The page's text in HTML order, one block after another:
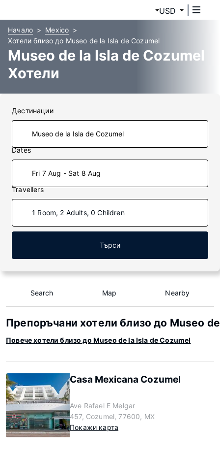
USD
Начало
Mexico
Хотели близо до Museo de la Isla de Cozumel
Museo de la Isla de Cozumel
Хотели
Дестинации
Dates
Fri 7 Aug - Sat 8 Aug
Travellers
1 Room, 2 Adults, 0 Children
Търси
Search Map Nearby
Препоръчани хотели близо до Museo
Повече хотели близо до Museo de la Isla de Cozumel
Casa Mexicana Cozumel
Ave Rafael E Melgar
457, Cozumel, 77600, MX
Покажи карта